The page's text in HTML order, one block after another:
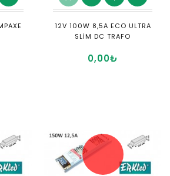
12V 100W 8,5A ECO ULTRA
SLİM DC TRAFO
0,00₺